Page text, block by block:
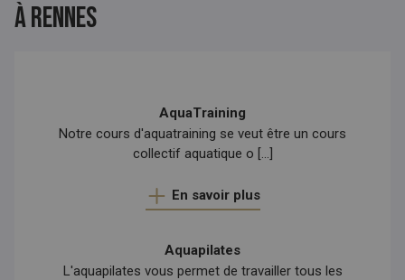
À Rennes
AquaTraining
Notre cours d'aquatraining se veut être un cours
collectif aquatique o [...]
En savoir plus
Aquapilates
L'aquapilates vous permet de travailler tous les